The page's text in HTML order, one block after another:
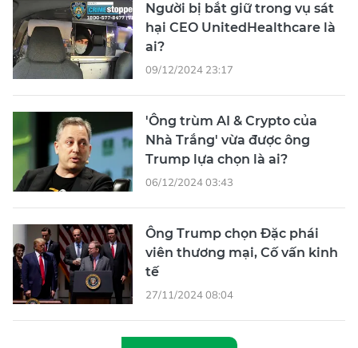
Người bị bắt giữ trong vụ sát
hại CEO UnitedHealthcare là
ai?
09/12/2024 23:17
'Ông trùm AI & Crypto của
Nhà Trắng' vừa được ông
Trump lựa chọn là ai?
06/12/2024 03:43
Ông Trump chọn Đặc phái
viên thương mại, Cố vấn kinh
tế
27/11/2024 08:04